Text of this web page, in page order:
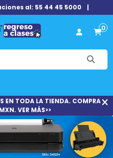
al: 55 44 45 5000 |
0
EN TODA LA TIENDA. COMPRA
VER MÁS>>